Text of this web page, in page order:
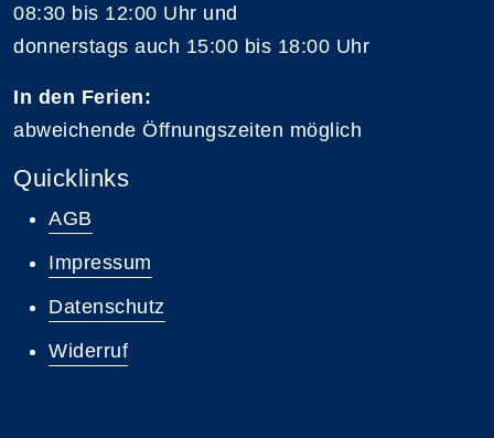
08:30 bis 12:00 Uhr und
donnerstags auch 15:00 bis 18:00 Uhr
In den Ferien:
abweichende Öffnungszeiten möglich
Quicklinks
AGB
Impressum
Datenschutz
Widerruf